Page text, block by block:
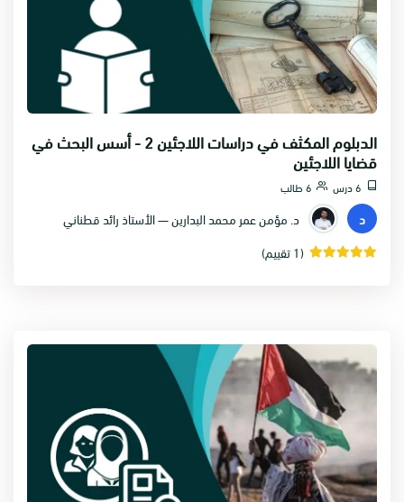
الدبلوم المكثف في دراسات اللاجئين 2 - أسس البحث في
قضايا اللاجئين
6 درس 6 طالب
د
د. مؤمن عمر محمد البدارين — الأستاذ رائد قطناني
(1 تقييم)